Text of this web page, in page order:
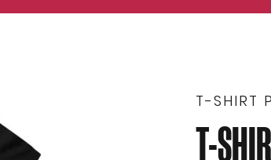
T-SHIRT
T-